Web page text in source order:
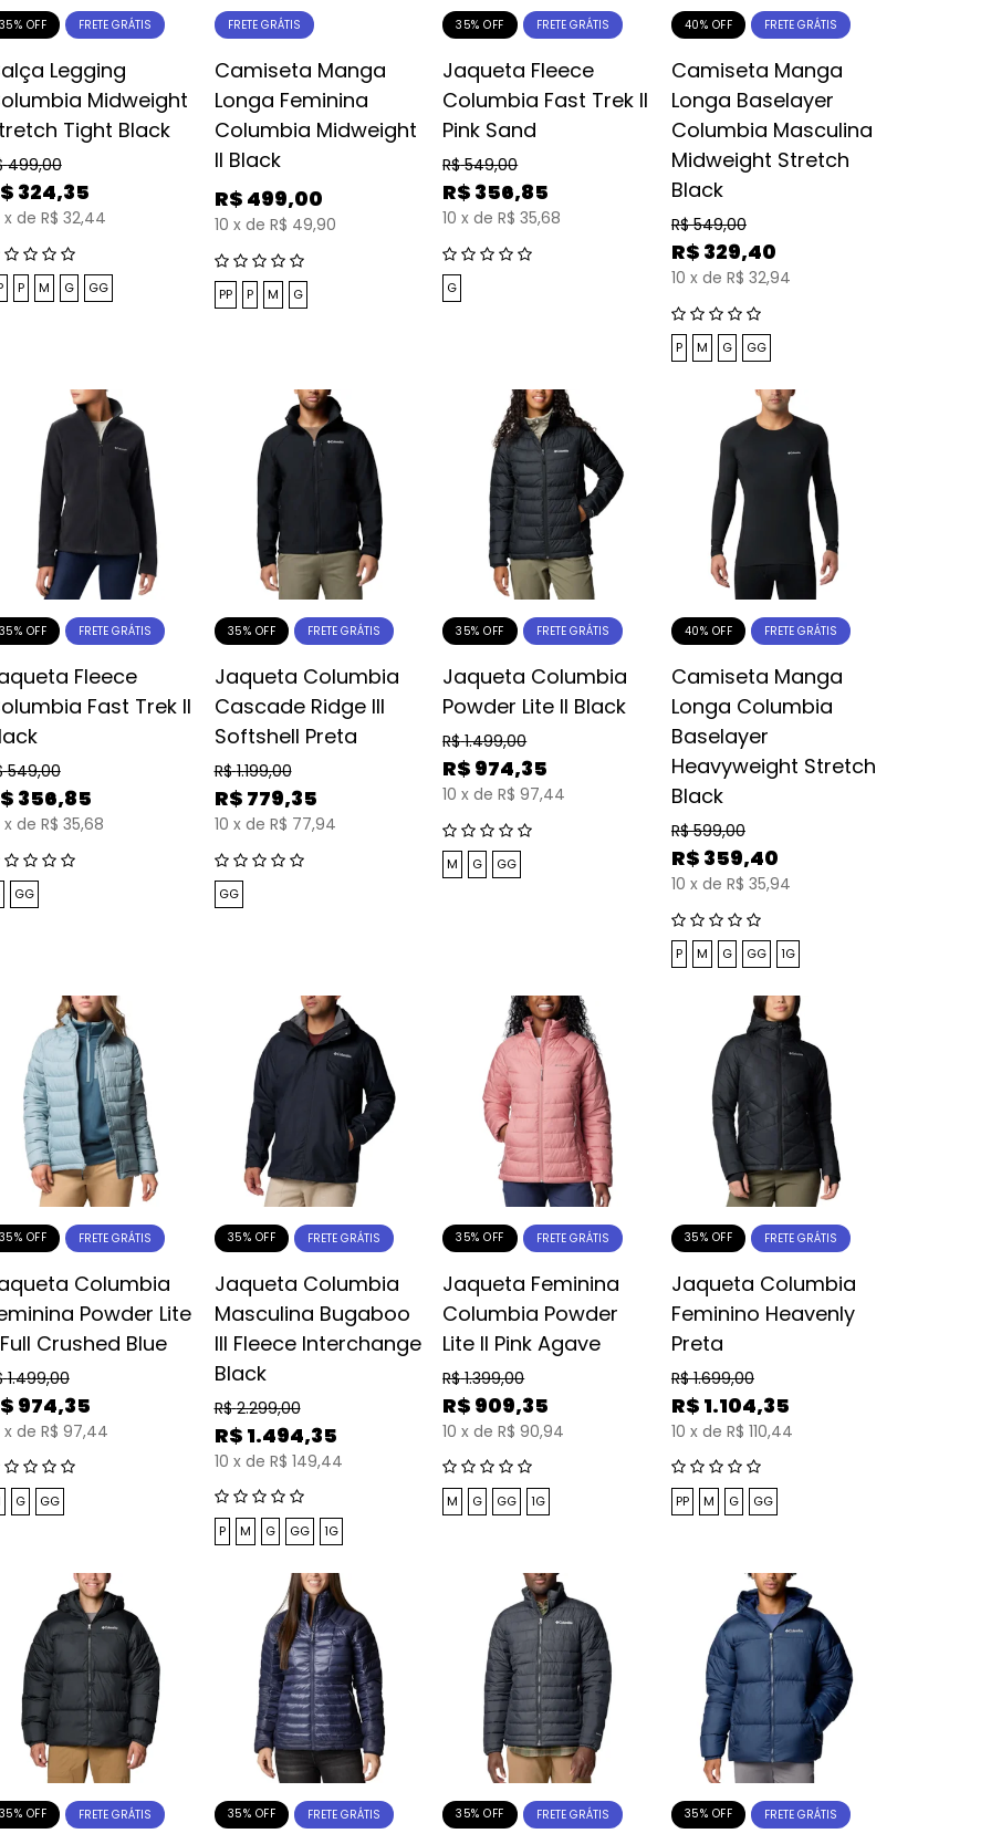
35% OFF FRETE GRÁTIS
Legging
Midweight
Tight Black
499,00
324,35
x de R$ 32,44
P M G GG
FRETE GRÁTIS
Camiseta Manga
Longa Feminina
Columbia Midweight
II Black
R$ 499,00
10 x de R$ 49,90
PP P M G
35% OFF FRETE GRÁTIS
Jaqueta Fleece
Columbia Fast Trek II
Pink Sand
R$ 549,00
R$ 356,85
10 x de R$ 35,68
G
40% OFF FRETE GRÁTIS
Camiseta Manga
Longa Baselayer
Columbia Masculina
Midweight Stretch
Black
R$ 549,00
R$ 329,40
10 x de R$ 32,94
P M G GG
35% OFF FRETE GRÁTIS
Fleece
Fast Trek II
549,00
356,85
x de R$ 35,68
GG
35% OFF FRETE GRÁTIS
Jaqueta Columbia
Cascade Ridge III
Softshell Preta
R$ 1.199,00
R$ 779,35
10 x de R$ 77,94
GG
35% OFF FRETE GRÁTIS
Jaqueta Columbia
Powder Lite II Black
R$ 1.499,00
R$ 974,35
10 x de R$ 97,44
M G GG
40% OFF FRETE GRÁTIS
Camiseta Manga
Longa Columbia
Baselayer
Heavyweight Stretch
Black
R$ 599,00
R$ 359,40
10 x de R$ 35,94
P M G GG 1G
35% OFF FRETE GRÁTIS
Columbia
Powder Lite
Crushed Blue
1.499,00
974,35
x de R$ 97,44
G GG
35% OFF FRETE GRÁTIS
Jaqueta Columbia
Masculina Bugaboo
III Fleece Interchange
Black
R$ 2.299,00
R$ 1.494,35
10 x de R$ 149,44
P M G GG 1G
35% OFF FRETE GRÁTIS
Jaqueta Feminina
Columbia Powder
Lite II Pink Agave
R$ 1.399,00
R$ 909,35
10 x de R$ 90,94
M G GG 1G
35% OFF FRETE GRÁTIS
Jaqueta Columbia
Feminino Heavenly
Preta
R$ 1.699,00
R$ 1.104,35
10 x de R$ 110,44
PP M G GG
35% OFF FRETE GRÁTIS 35% OFF FRETE GRÁTIS 35% OFF FRETE GRÁTIS 35% OFF FRETE GRÁTIS